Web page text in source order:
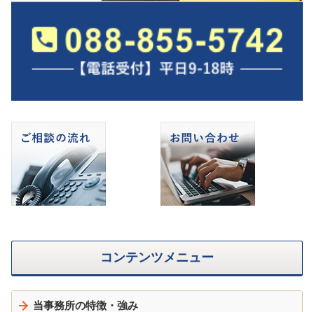
コンテンツメニュー
当事務所の特徴・強み